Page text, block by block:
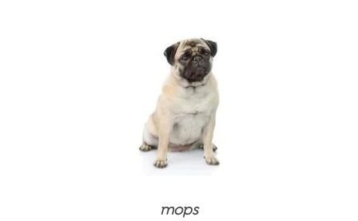
mops